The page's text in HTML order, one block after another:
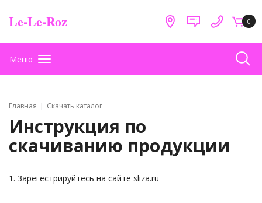
Le-Le-Roz 0
Меню
Главная Скачать каталог
Инструкция по
скачиванию продукции
1. Зарегестрируйтесь на сайте sliza.ru